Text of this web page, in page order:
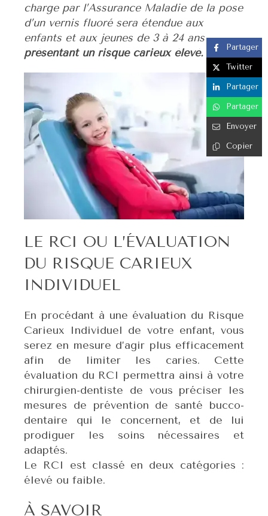
charge par l’Assurance Maladie de la pose
d’un vernis fluoré sera étendue aux
enfants et aux jeunes de 3 à 24 ans
présentant un risque carieux élevé.
LE RCI OU L’ÉVALUATION
DU RISQUE CARIEUX
INDIVIDUEL
En procédant à une évaluation du Risque
Carieux Individuel de votre enfant, vous
serez en mesure d’agir plus efficacement
afin de limiter les caries. Cette
évaluation du RCI permettra ainsi à votre
chirurgien-dentiste de vous préciser les
mesures de prévention de santé bucco-
dentaire qui le concernent, et de lui
prodiguer les soins nécessaires et
adaptés.
Le RCI est classé en deux catégories :
élevé ou faible.
À SAVOIR
Partager
Twitter
Partager
Partager
Envoyer
Copier